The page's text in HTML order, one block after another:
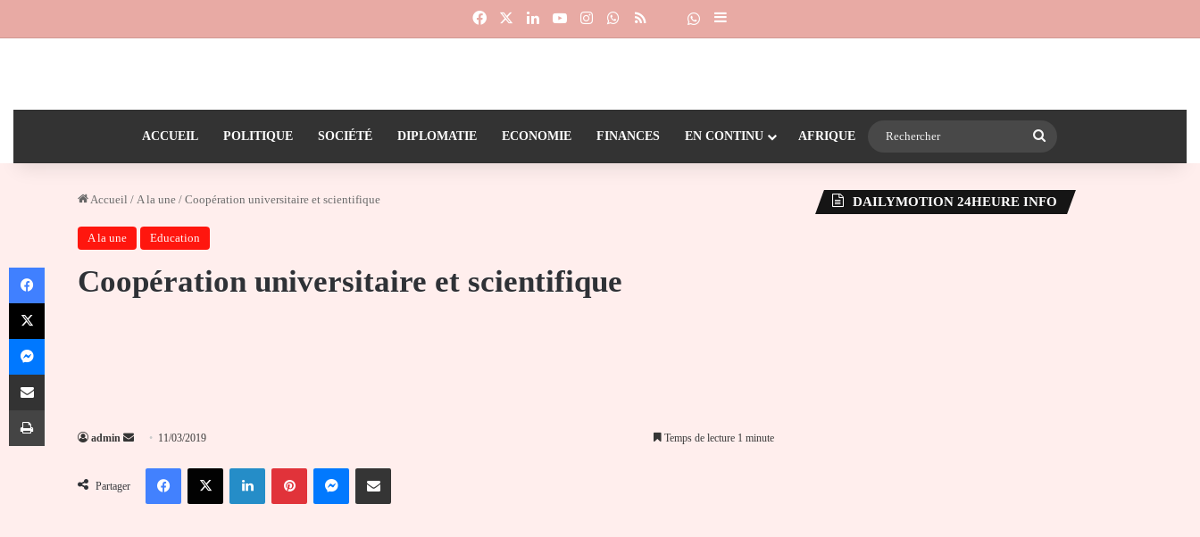
FacebookLinkedinYouTubeInstagramWhatsApp
RSS Dailymotion
Suivre la chaîne 24heureinfo sur WhatsApp
Sidebar (barre latérale)
ACCUEIL POLITIQUE SOCIÉTÉ DIPLOMATIE ECONOMIE FINANCES EN CONTINU AFRIQUE
Accueil / A la une / Coopération universitaire et scientifique
A la une Education
Coopération universitaire et scientifique
admin
Envoyer
courriel
11/03/2019 Temps de lecture 1 minute
Partager
FacebookX LinkedinPinterestMessengerPartager par email
DAILYMOTION 24HEURE INFO
Facebook
X
Messenger
Partager par email